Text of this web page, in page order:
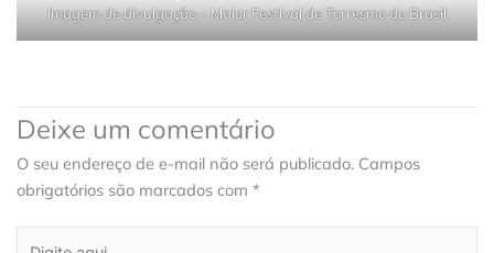
Imagem de divulgação – Maior Festival de Torresmo do Brasil
Deixe um comentário
O seu endereço de e-mail não será publicado. Campos
obrigatórios são marcados com *